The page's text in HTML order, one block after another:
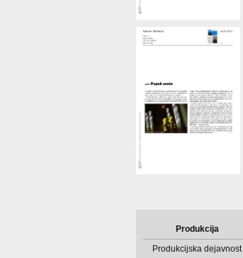
Produkcija
Produkcijska dejavnost